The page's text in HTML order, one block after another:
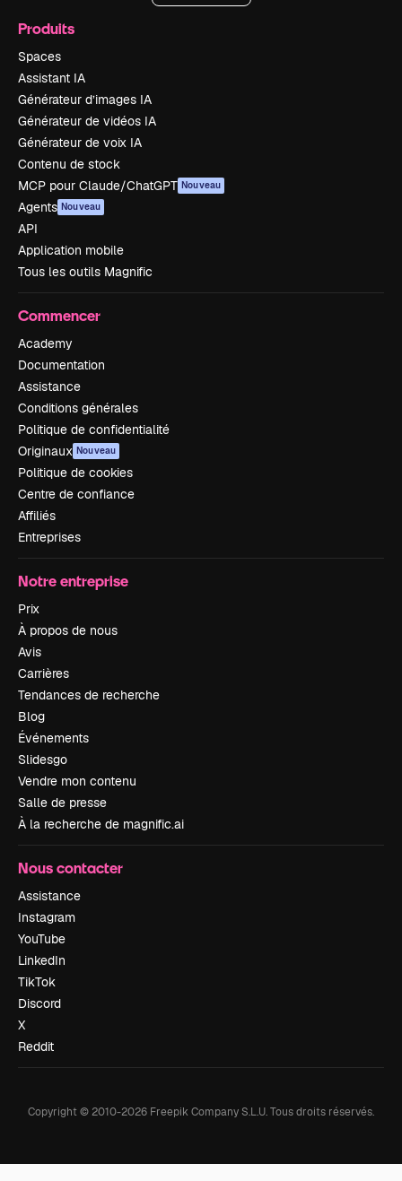
Produits
Spaces
Assistant IA
Générateur d’images IA
Générateur de vidéos IA
Générateur de voix IA
Contenu de stock
MCP pour Claude/ChatGPT Nouveau
Agents Nouveau
API
Application mobile
Tous les outils Magnific
Commencer
Academy
Documentation
Assistance
Conditions générales
Politique de confidentialité
Originaux Nouveau
Politique de cookies
Centre de confiance
Affiliés
Entreprises
Notre entreprise
Prix
À propos de nous
Avis
Carrières
Tendances de recherche
Blog
Événements
Slidesgo
Vendre mon contenu
Salle de presse
À la recherche de magnific.ai
Nous contacter
Assistance
Instagram
YouTube
LinkedIn
TikTok
Discord
X
Reddit
Copyright © 2010-2026 Freepik Company S.L.U.Tous droits réservés.